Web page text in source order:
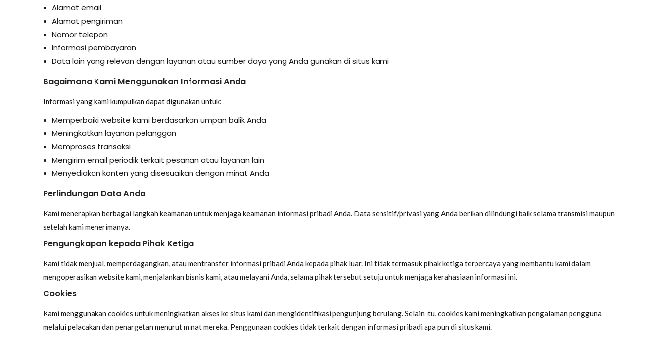
Alamat email
Alamat pengiriman
Nomor telepon
Informasi pembayaran
Data lain yang relevan dengan layanan atau sumber daya yang Anda gunakan di situs kami
Bagaimana Kami Menggunakan Informasi Anda
Informasi yang kami kumpulkan dapat digunakan untuk:
Memperbaiki website kami berdasarkan umpan balik Anda
Meningkatkan layanan pelanggan
Memproses transaksi
Mengirim email periodik terkait pesanan atau layanan lain
Menyediakan konten yang disesuaikan dengan minat Anda
Perlindungan Data Anda
Kami menerapkan berbagai langkah keamanan untuk menjaga keamanan informasi pribadi Anda. Data sensitif/privasi yang Anda berikan dilindungi baik selama transmisi maupun
setelah kami menerimanya.
Pengungkapan kepada Pihak Ketiga
Kami tidak menjual, memperdagangkan, atau mentransfer informasi pribadi Anda kepada pihak luar. Ini tidak termasuk pihak ketiga terpercaya yang membantu kami dalam
mengoperasikan website kami, menjalankan bisnis kami, atau melayani Anda, selama pihak tersebut setuju untuk menjaga kerahasiaan informasi ini.
Cookies
Kami menggunakan cookies untuk meningkatkan akses ke situs kami dan mengidentifikasi pengunjung berulang. Selain itu, cookies kami meningkatkan pengalaman pengguna
melalui pelacakan dan penargetan menurut minat mereka. Penggunaan cookies tidak terkait dengan informasi pribadi apa pun di situs kami.